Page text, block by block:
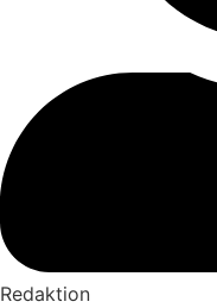
Redaktion